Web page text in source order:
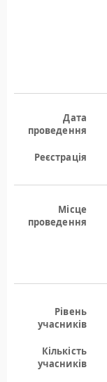
Дата
проведення
Реєстрація
Місце
проведення
Рівень
учасників
Кількість
учасників